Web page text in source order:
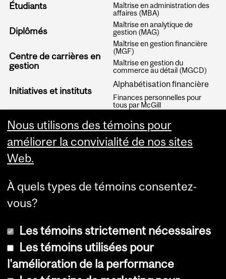
Étudiants
Diplômés
Centre de carrières en
gestion
Initiatives et instituts
Maîtrise en administration des
affaires (MBA)
Maîtrise en analytique de
gestion (MAG)
Maîtrise en gestion financière
(MGF)
Maîtrise en gestion du
commerce au détail (MGCD)
Alphabétisation financière
Finances personnelles pour
tous par McGill
© Université McGill, 2026
Nous utilisons des témoins pour
améliorer la convivialité de nos sites
Web.
À quels types de témoins consentez-
vous?
Les témoins strictement nécessaires
Les témoins utilisées pour
l'amélioration de la performance